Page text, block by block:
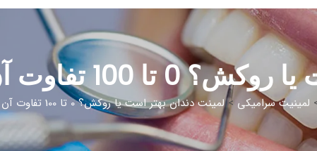
تا 100 تفاوت آن
لمینیت سرامیکی>لمینت دندان بهتر است یا روکش؟ 0 تا 100 تفاوت آن